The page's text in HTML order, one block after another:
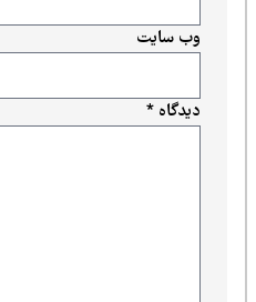
دیدگاه*
وب‌ سایت